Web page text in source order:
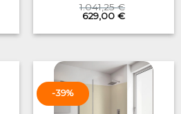
1.041,25€
Original
price
was:
629,00 €Current
is:
-39%